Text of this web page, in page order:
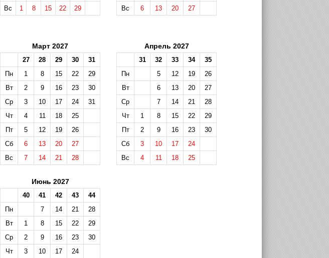
Вс
1 8 15 22 29
Вс
6 13 20 27
Март 2027
27 28 29 30
31
Пн
1 8 15 22
29
Вт
2 9 16 23
30
Ср
3 10 17 24
31
Чт
4 11 18
25
Пт
5 12 19
26
Сб
6 13 20
27
Вс
7 14 21 28
Апрель 2027
31 32 33 34
35
Пн
5 12 19
26
Вт
6 13 20
27
Ср
7 14 21
28
Чт
1 8 15 22
29
Пт
2 9 16 23
30
Сб
3 10 17
24
Вс
4 11 18 25
Июнь 2027
40 41 42 43
44
Пн
7 14 21
28
Вт
1 8 15 22
29
Ср
2 9 16 23
30
Чт
3 10 17 24